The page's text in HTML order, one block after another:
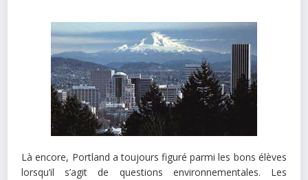
Là encore, Portland a toujours figuré parmi les bons élèves
lorsqu’il s’agit de questions environnementales. Les